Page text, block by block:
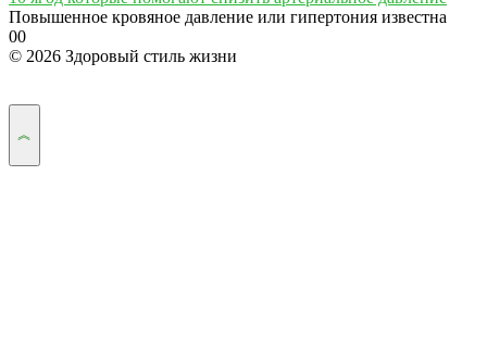
Повышенное кровяное давление или гипертония известна
00
© 2026 Здоровый стиль жизни